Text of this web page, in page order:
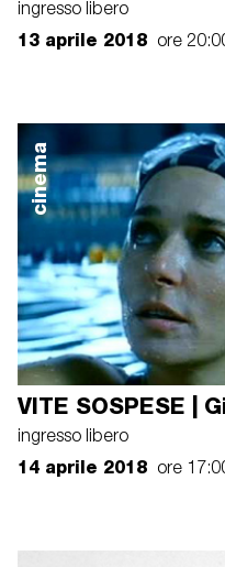
ingresso libero
13 aprile 2018 ore
cinema
VITE SOSPESE |
ingresso libero
14 aprile 2018 ore